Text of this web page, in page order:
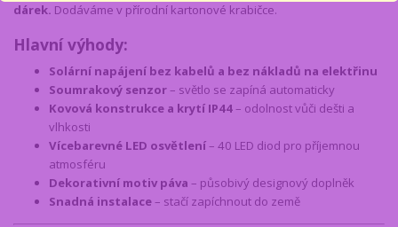
dárek. Dodáváme v přírodní kartonové krabičce.
Hlavní výhody:
Solární napájení bez kabelů a bez nákladů na elektřinu
Soumrakový senzor– světlo se zapíná automaticky
Kovová konstrukce a krytí IP44– odolnost vůči dešti a
vlhkosti
Vícebarevné LED osvětlení– 40 LED diod pro příjemnou
atmosféru
Dekorativní motiv páva – působivý designový doplněk
Snadná instalace– stačí zapíchnout do země